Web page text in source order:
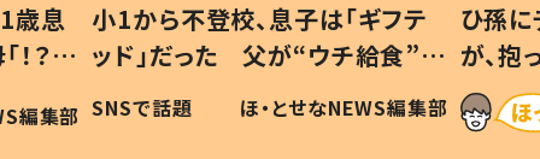
歳息
？」
編集部
小1から不登校、息子は「ギフテ
ッド」だった 父が“ウチ給食”を
作り続ける理由とは #令和の親
#令和の子
SNSで話題 ほ・とせなNEWS編集部
ひ孫
が、
「涙が
い」